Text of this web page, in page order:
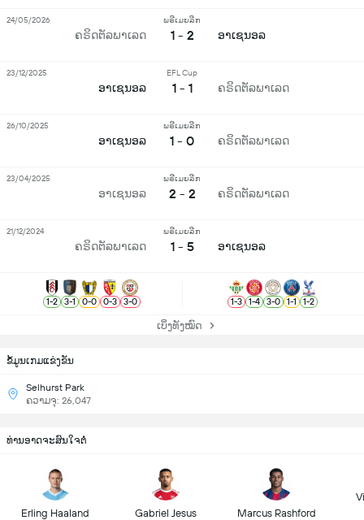
ຂ້ໍມູນເກມແຂ່ງຂັນ
Selhurst Park
ຄວາມຈຸ: 26,047
ຄຣິດຕັລພາເລດ
ພຣີເມຍລີກ
1 - 2 ອາເຊນອລ
24/05/2026
ອາເຊນອລ
EFL Cup
1 - 1 ຄຣິດຕັລພາເລດ
23/12/2025
ອາເຊນອລ
ພຣີເມຍລີກ
1 - 0 ຄຣິດຕັລພາເລດ
26/10/2025
ອາເຊນອລ
ພຣີເມຍລີກ
2 - 2 ຄຣິດຕັລພາເລດ
23/04/2025
ຄຣິດຕັລພາເລດ
ພຣີເມຍລີກ
1 - 5 ອາເຊນອລ
21/12/2024
1-2 3-1 0-0 0-3 3-0 1-3 1-4 3-0 1-1 1-2
ເບິ່ງທັງໝົດ
ທ່ານອາດຈະສົນໃຈຕໍ່
Erling Haaland Gabriel Jesus Marcus Rashford